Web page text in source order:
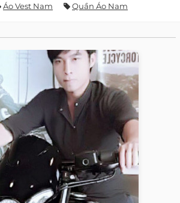
Áo Vest Nam Quần Áo Nam